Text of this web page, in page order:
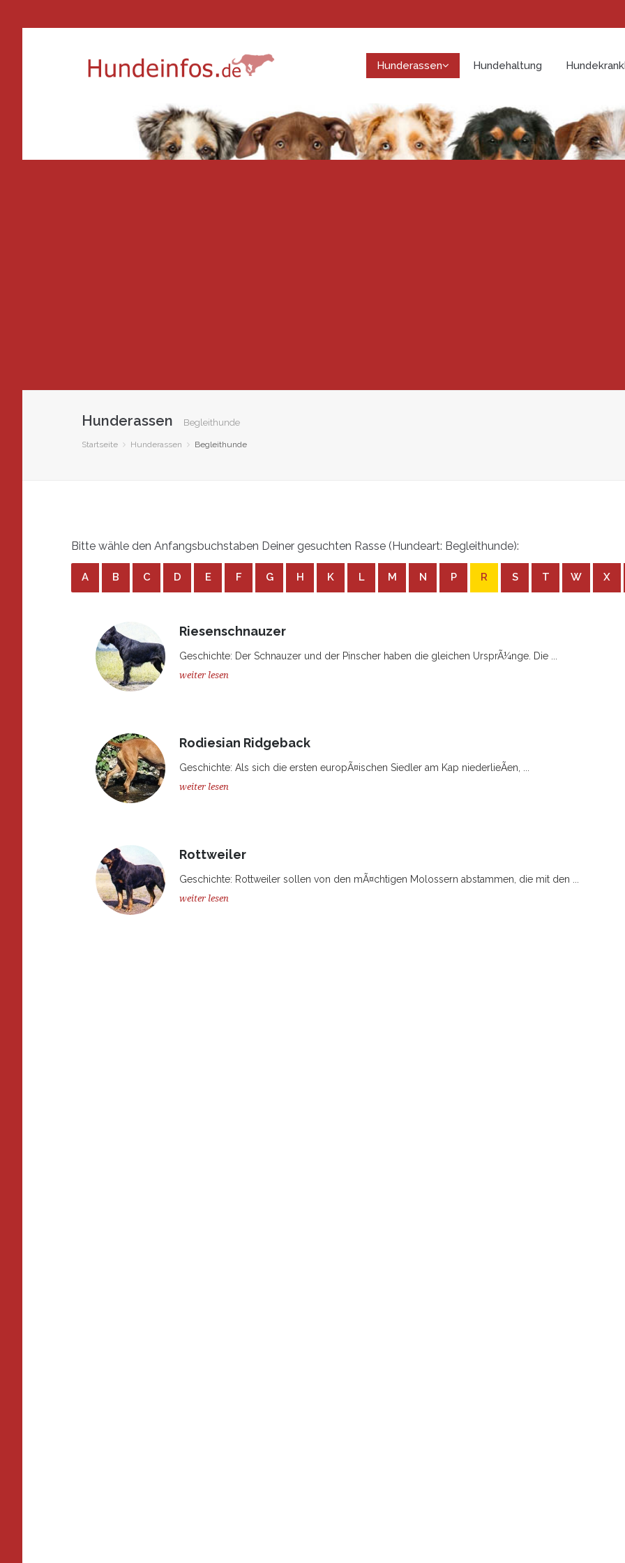
Hunderassen Hundehaltung
Hunderassen Begleithunde
Startseite Hunderassen Begleithunde
Bitte wähle den Anfangsbuchstaben Deiner gesuchten Rasse (Hundeart: Begleithunde):
A B C D E F G H K L M N P R S T W X
Riesenschnauzer
Geschichte: Der Schnauzer und der Pinscher haben die gleichen UrsprÃ¼nge. Die ...
weiter lesen
Rodiesian Ridgeback
Geschichte: Als sich die ersten europÃ¤ischen Siedler am Kap niederlieÃen, ...
weiter lesen
Rottweiler
Geschichte: Rottweiler sollen von den mÃ¤chtigen Molossern abstammen, die mit den ...
weiter lesen